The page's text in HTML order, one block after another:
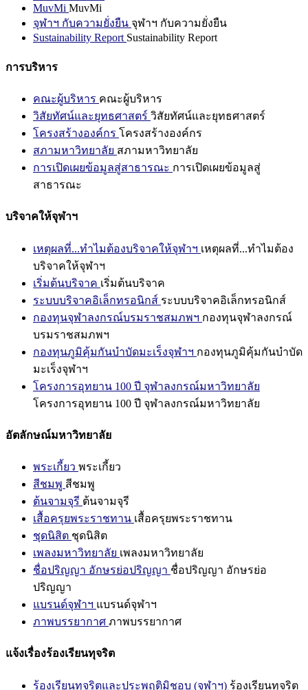
MuvMi MuvMi
จุฬาฯ กับความยั่งยืน จุฬาฯ กับความยั่งยืน
Sustainability Report Sustainability Report
การบริหาร
คณะผู้บริหาร คณะผู้บริหาร
วิสัยทัศน์และยุทธศาสตร์ วิสัยทัศน์และยุทธศาสตร์
โครงสร้างองค์กร โครงสร้างองค์กร
สภามหาวิทยาลัย สภามหาวิทยาลัย
การเปิดเผยข้อมูลสู่สาธารณะ การเปิดเผยข้อมูลสู่
สาธารณะ
บริจาคให้จุฬาฯ
เหตุผลที่...ทำไมต้องบริจาคให้จุฬาฯ เหตุผลที่...ทำไมต้อง
บริจาคให้จุฬาฯ
เริ่มต้นบริจาค เริ่มต้นบริจาค
ระบบบริจาคอิเล็กทรอนิกส์ ระบบบริจาคอิเล็กทรอนิกส์
กองทุนจุฬาลงกรณ์บรมราชสมภพฯ กองทุนจุฬาลงกรณ์
บรมราชสมภพฯ
กองทุนภูมิคุ้มกันบำบัดมะเร็งจุฬาฯ กองทุนภูมิคุ้มกันบำบัด
มะเร็งจุฬาฯ
โครงการอุทยาน 100 ปี จุฬาลงกรณ์มหาวิทยาลัย
โครงการอุทยาน 100 ปี จุฬาลงกรณ์มหาวิทยาลัย
อัตลักษณ์มหาวิทยาลัย
พระเกี้ยว พระเกี้ยว
สีชมพู สีชมพู
ต้นจามจุรี ต้นจามจุรี
เสื้อครุยพระราชทาน เสื้อครุยพระราชทาน
ชุดนิสิต ชุดนิสิต
เพลงมหาวิทยาลัย เพลงมหาวิทยาลัย
ชื่อปริญญา อักษรย่อปริญญา ชื่อปริญญา อักษรย่อ
ปริญญา
แบรนด์จุฬาฯ แบรนด์จุฬาฯ
ภาพบรรยากาศ ภาพบรรยากาศ
แจ้งเรื่องร้องเรียนทุจริต
ร้องเรียนทุจริตและประพฤติมิชอบ (จุฬาฯ) ร้องเรียนทุจริต